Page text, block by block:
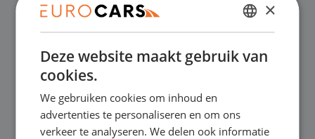
Online kopen, niet goed geld terug
Financial lease – Soepele acceptatie
Gratis thuisbezorgd bij online aankoop
DUTCH
ENGLISH
×
Deze website maakt gebruik van
cookies.
We gebruiken cookies om inhoud en
advertenties te personaliseren en om ons
verkeer te analyseren. We delen ook informatie